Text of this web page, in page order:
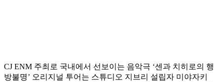
CJ ENM 주최로 국내에서 선보이는 음악극 ‘센과 치히로의 행
방불명’ 오리지널 투어는 스튜디오 지브리 설립자 미야자키